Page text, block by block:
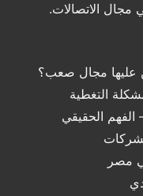
مجال الاتصالات.
عليها مجال صعب؟
التغطية
مصر